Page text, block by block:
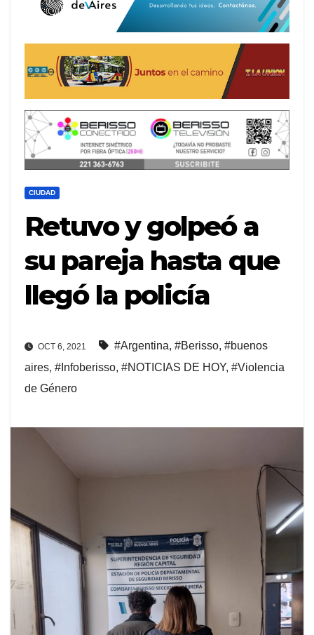
CIUDAD
Retuvo y golpeó a
su pareja hasta que
llegó la policía
OCT 6, 2021 #Argentina, #Berisso, #buenos
aires, #Infoberisso, #NOTICIAS DE HOY, #Violencia
de Género